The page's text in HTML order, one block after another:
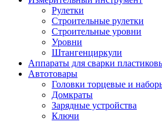
Рулетки
Строительные рулетки
Строительные уровни
Уровни
Штангенциркули
Аппараты для сварки
Автотовары
Головки торцевые и
Домкраты
Зарядные устройства
Ключи